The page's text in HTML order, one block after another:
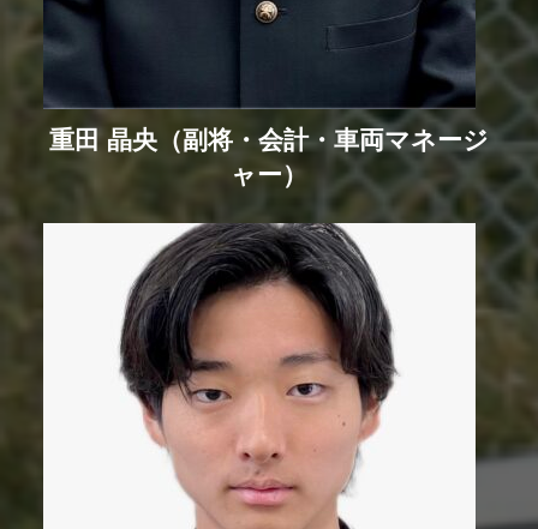
重田 晶央（副将・会計・車両マネージ
ャー）